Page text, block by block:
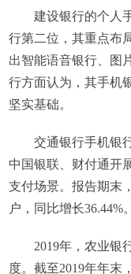
建设银行的个人
行第二位，其重点布
出智能语音银行、图
行方面认为，其手机
坚实基础。
交通银行手机银
中国银联、财付通开
支付场景。报告期末
户，同比增长36.44%。
2019年，农业银
度。截至2019年年末